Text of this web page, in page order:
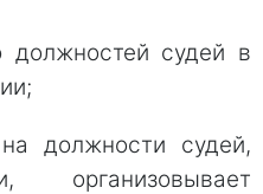
должностей судей в
должности судей,
организовывает